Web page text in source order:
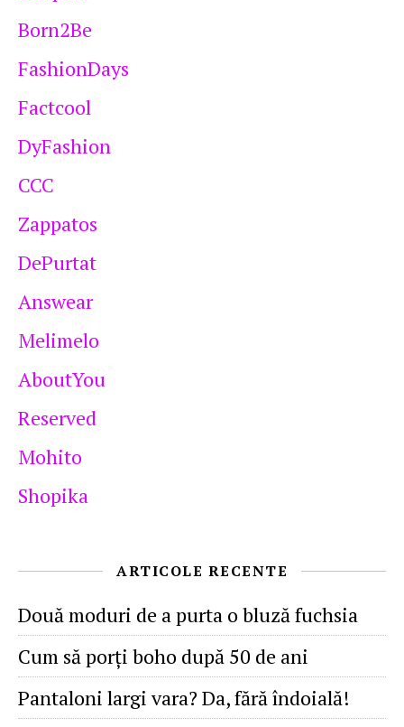
Born2Be
FashionDays
Factcool
DyFashion
CCC
Zappatos
DePurtat
Answear
Melimelo
AboutYou
Reserved
Mohito
Shopika
ARTICOLE RECENTE
Două moduri de a purta o bluză fuchsia
Cum să porţi boho după 50 de ani
Pantaloni largi vara? Da, fără îndoială!